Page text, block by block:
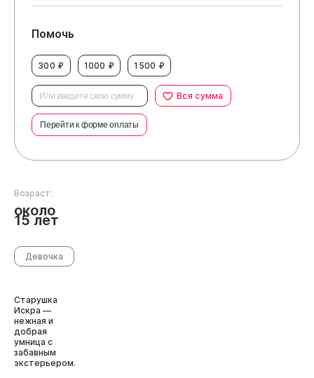
Помочь
300 ₽ 1000 ₽ 1500 ₽
Вся сумма
Перейти к форме оплаты
Возраст:
около
15 лет
Девочка
Старушка
Искра —
нежная и
добрая
умница с
забавным
экстерьером.